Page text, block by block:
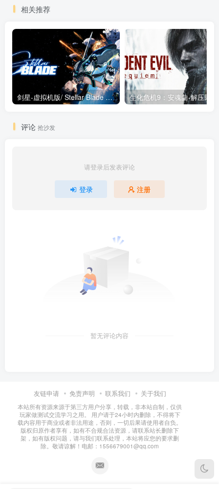
相关推荐
剑星-虚拟机版/ Stellar Blade v1.4.1|Build.19963153 终极版新补丁 送修改器 免安装中文版
评论 抢沙发
请登录后发表评论
登录 注册
暂无评论内容
友链申请 免责声明 联系我们 关于我们
本站所有资源来源于第三方用户分享，转载，非本站自制，仅供
玩家做测试交流学习之用。 用户请于24小时内删除，不得将下
载内容用于商业或者非法用途，否则，一切后果请使用者自负。
版权归原作者享有，如有不合规合法资源，请联系站长删除下
架，如有版权问题，请与我们联系处理，本站将应您的要求删
除。敬请谅解！电邮：1556679001@qq.com